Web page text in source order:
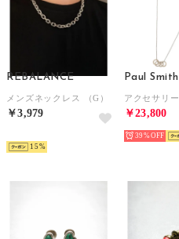
REBALANCE
メンズネックレス （G）
￥3,979
15
Paul Smith
￥23,800
39%